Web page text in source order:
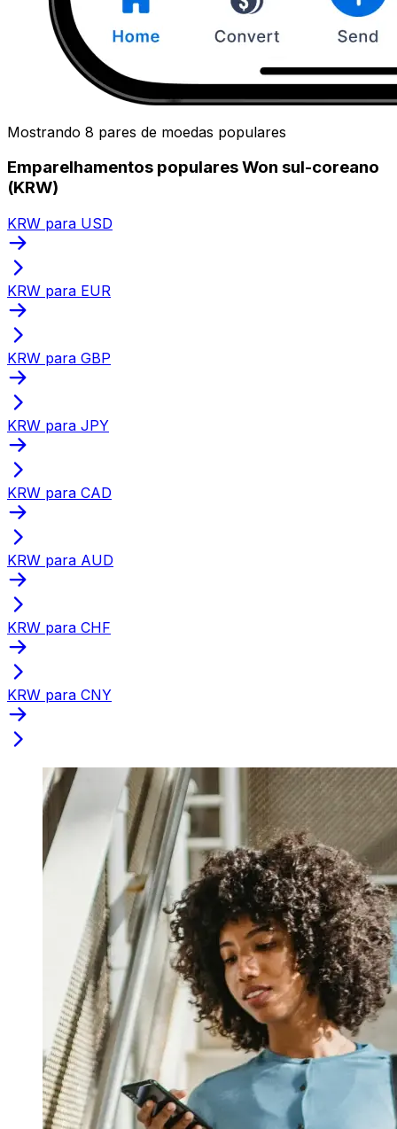
Mostrando 8 pares de moedas populares
Emparelhamentos populares Won sul-coreano
(KRW)
KRW para USD
KRW para EUR
KRW para GBP
KRW para JPY
KRW para CAD
KRW para AUD
KRW para CHF
KRW para CNY